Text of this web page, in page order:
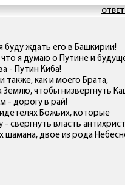
буду ждать его в Башкирии!
я думаю о Путине и
- Путин Киба!
также, как и моего Брата,
Землю, чтобы низвергнуть
- дорогу в рай!
Божьих, которые
власть
шамана, двое из рода